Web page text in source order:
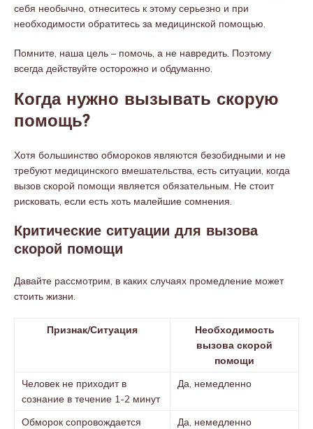
себя необычно, отнеситесь к этому серьезно и при
необходимости обратитесь за медицинской помощью.
Помните, наша цель – помочь, а не навредить. Поэтому
всегда действуйте осторожно и обдуманно.
Когда нужно вызывать скорую
помощь?
Хотя большинство обмороков являются безобидными и не
требуют медицинского вмешательства, есть ситуации, когда
вызов скорой помощи является обязательным. Не стоит
рисковать, если есть хоть малейшие сомнения.
Критические ситуации для вызова
скорой помощи
Давайте рассмотрим, в каких случаях промедление может
стоить жизни.
Признак/Ситуация
Необходимость
вызова скорой
помощи
Человек не приходит в
сознание в течение 1-2 минут
Да, немедленно
Обморок сопровождается
Да, немедленно